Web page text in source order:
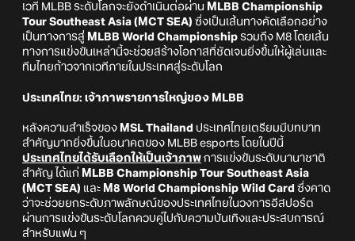
เวที MLBB ระดับโลกจะยังดำเนินต่อผ่าน MLBB Championship
Tour Southeast Asia (MCT SEA) ซึ่งเป็นเส้นทางคัดเลือกอย่าง
เป็นทางการสู่ MLBB World Championship รวมถึง M8 โดยเส้น
ทางการแข่งขันเหล่านี้จะช่วยสร้างโอกาสที่ชัดเจนยิ่งขึ้นให้ผู้เล่นและ
ทีมไทยก้าวจากเวทีภายในประเทศสู่ระดับโลก
ประเทศไทย: เจ้าภาพรายการใหญ่ของ MLBB
หลังความสำเร็จของ MSL Thailand ประเทศไทยเตรียมมีบทบาท
สำคัญมากยิ่งขึ้นในอนาคตของ MLBB esports โดยในปีนี้
ประเทศไทยได้รับเลือกให้เป็นเจ้าภาพ การแข่งขันระดับนานาชาติ
สำคัญ ได้แก่ MLBB Championship Tour Southeast Asia
(MCT SEA) และ M8 World Championship Wild Card ซึ่งคาด
ว่าจะช่วยยกระดับภาพลักษณ์ของประเทศไทยในวงการอีสปอร์ต
ผ่านการแข่งขันระดับโลกควบคู่ไปกับความบันเทิงและประสบการณ์
สำหรับแฟน ๆ